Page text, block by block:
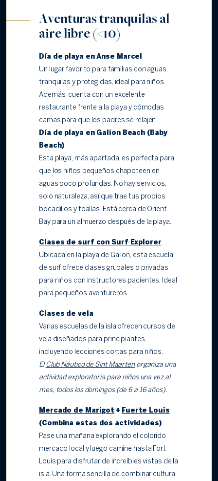
Aventuras tranquilas al
aire libre (<10)
Día de playa en Anse Marcel
Un lugar favorito para familias con aguas
tranquilas y protegidas, ideal para niños.
Además, cuenta con un excelente
restaurante frente a la playa y cómodas
camas para que los padres se relajen.
Día de playa en Galion Beach (Baby
Beach)
Esta playa, más apartada, es perfecta para
que los niños pequeños chapoteen en
aguas poco profundas. No hay servicios,
solo naturaleza, así que trae tus propios
bocadillos y toallas. Está cerca de Orient
Bay para un almuerzo después de la playa.
Clases de surf con Surf Explorer
Ubicada en la playa de Galion, esta escuela
de surf ofrece clases grupales o privadas
para niños con instructores pacientes. Ideal
para pequeños aventureros.
Clases de vela
Varias escuelas de la isla ofrecen cursos de
vela diseñados para principiantes,
incluyendo lecciones cortas para niños.
El Club Náutico de Sint Maarten organiza una
actividad exploratoria para niños una vez al
mes, todos los domingos (de 6 a 16 años).
Mercado de Marigot + Fuerte Louis
(Combina estas dos actividades)
Pase una mañana explorando el colorido
mercado local y luego camine hasta Fort
Louis para disfrutar de increíbles vistas de la
isla. Una forma sencilla de combinar cultura